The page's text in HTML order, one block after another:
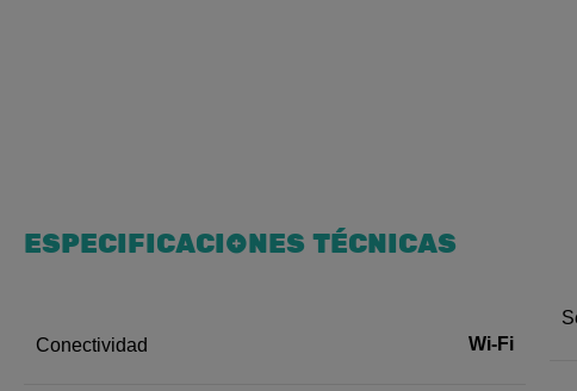
ESPECIFICACIONES TÉCNICAS
Conectividad Wi-Fi